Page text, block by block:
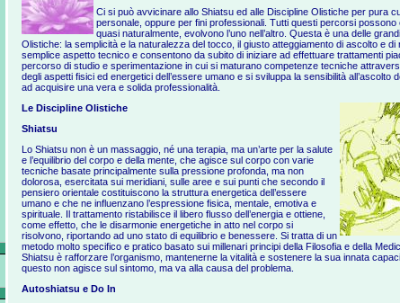
Ci si può avvicinare allo Shiatsu ed alle Discipline Olistiche per pura
personale, oppure per fini professionali. Tutti questi percorsi possono
quasi naturalmente, evolvono l’uno nell’altro. Questa è una delle
Olistiche: la semplicità e la naturalezza del tocco, il giusto atteggiamento di ascolto e
semplice aspetto tecnico e consentono da subito di iniziare ad effettuare trattamenti
percorso di studio e sperimentazione in cui si maturano competenze tecniche
degli aspetti fisici ed energetici dell’essere umano e si sviluppa la sensibilità all’ascolto
ad acquisire una vera e solida professionalità.
Le Discipline Olistiche
Shiatsu
Lo Shiatsu non è un massaggio, né una terapia, ma un’arte per la salute
e l’equilibrio del corpo e della mente, che agisce sul corpo con varie
tecniche basate principalmente sulla pressione profonda, ma non
dolorosa, esercitata sui meridiani, sulle aree e sui punti che secondo il
pensiero orientale costituiscono la struttura energetica dell’essere
umano e che ne influenzano l’espressione fisica, mentale, emotiva e
spirituale. Il trattamento ristabilisce il libero flusso dell’energia e ottiene,
come effetto, che le disarmonie energetiche in atto nel corpo si
risolvono, riportando ad uno stato di equilibrio e benessere. Si tratta di un
metodo molto specifico e pratico basato sui millenari principi della Filosofia e della
Shiatsu è rafforzare l’organismo, mantenerne la vitalità e sostenere la sua innata
questo non agisce sul sintomo, ma va alla causa del problema.
Autoshiatsu e Do In